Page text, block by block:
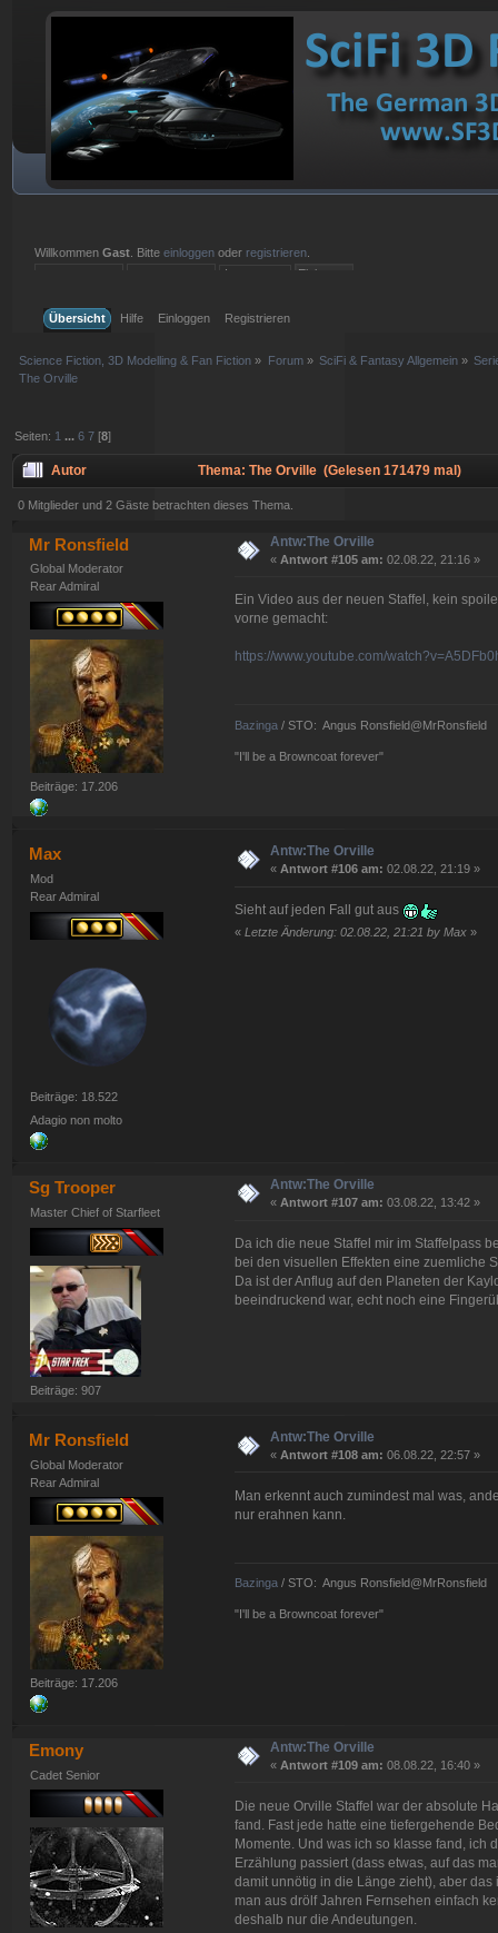
WillkommenGast . Bitteeinloggen oder registrieren
Übersicht
Hilfe Einloggen Registrieren
Science Fiction, 3D Modelling & Fan Fiction » Forum» SciFi & Fantasy Allgemein »
The Orville
Seiten: 1 ...6 7 [8]
Autor Thema: The Orville (Gelesen 171479 mal)
0 Mitglieder und 2 Gäste betrachten dieses Thema.
Mr Ronsfield
Global Moderator
Rear Admiral
Beiträge: 17.206
Antw:The Orville
« Antwort #105 am: 02.08.22, 21:16 »
Ein Video aus der neuen Staffel, kein
vorne gemacht:
https://www.youtube.com/
Bazinga/ STO: Angus Ronsfield@MrRonsfield
"I'll be a Browncoat forever"
Max
Mod
Rear Admiral
Beiträge: 18.522
Adagio non molto
Antw:The Orville
« Antwort #106 am: 02.08.22, 21:19 »
Sieht auf jeden Fall gut aus
« Letzte Änderung: 02.08.22, 21:21 by Max»
Sg Trooper
Master Chief of Starfleet
Beiträge: 907
Antw:The Orville
« Antwort #107 am: 03.08.22, 13:42 »
Da ich die neue Staffel mir im Staffelpass
bei den visuellen Effekten eine zuemliche
Da ist der Anflug auf den Planeten der
beeindruckend war, echt noch eine
Mr Ronsfield
Global Moderator
Rear Admiral
Beiträge: 17.206
Antw:The Orville
« Antwort #108 am: 06.08.22, 22:57 »
Man erkennt auch zumindest mal was,
nur erahnen kann.
Bazinga/ STO: Angus Ronsfield@MrRonsfield
"I'll be a Browncoat forever"
Emony
Cadet Senior
Antw:The Orville
« Antwort #109 am: 08.08.22, 16:40 »
Die neue Orville Staffel war der absolute
fand. Fast jede hatte eine tiefergehende
Momente. Und was ich so klasse fand, ich
Erzählung passiert (dass etwas, auf das
damit unnötig in die Länge zieht), aber
man aus drölf Jahren Fernsehen einfach
deshalb nur die Andeutungen.